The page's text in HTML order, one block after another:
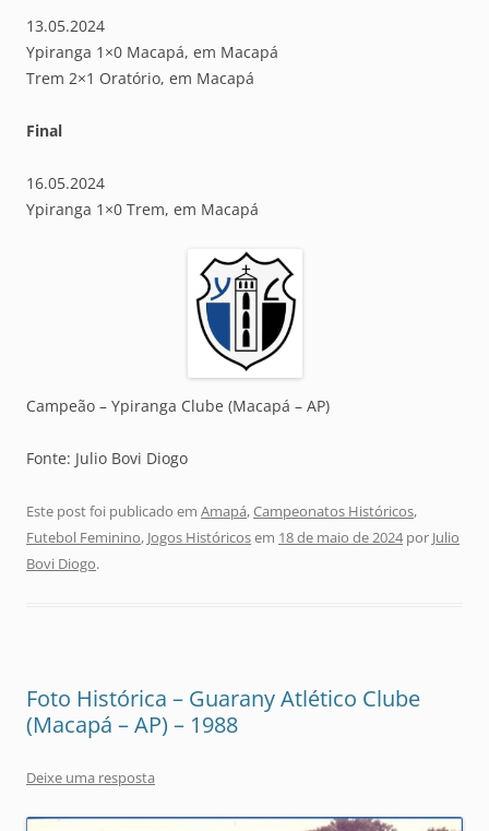
13.05.2024
Ypiranga 1×0 Macapá, em Macapá
Trem 2×1 Oratório, em Macapá
Final
16.05.2024
Ypiranga 1×0 Trem, em Macapá
Campeão – Ypiranga Clube (Macapá – AP)
Fonte: Julio Bovi Diogo
Este post foi publicado em Amapá,Campeonatos Históricos,
Futebol Feminino, Jogos Históricosem 18 de maio de 2024por Julio
Bovi Diogo.
Foto Histórica – Guarany Atlético Clube
(Macapá – AP) – 1988
Deixe uma resposta